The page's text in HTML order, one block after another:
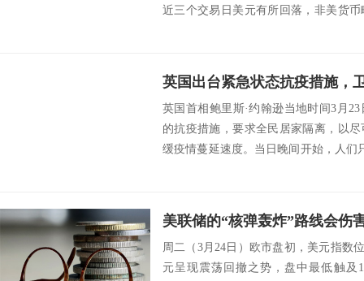
近三个交易日美元有所回落，非美货
英国出台紧急状态抗疫措施，
英国首相鲍里斯·约翰逊当地时间3月
的抗疫措施，要求全民居家隔离，以
缓疫情蔓延速度。当日晚间开始，人们
美联储的“核弹轰炸”路线会伤
周二（3月24日）欧市盘初，美元指数
元呈现震荡回撤之势，盘中最低触及